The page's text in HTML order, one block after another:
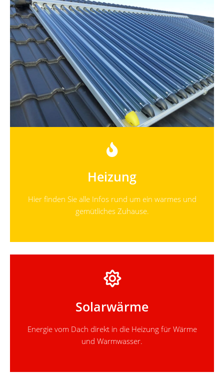
Heizung
Hier finden Sie alle Infos rund um ein warmes und
gemütliches Zuhause.
Solarwärme
Energie vom Dach direkt in die Heizung für Wärme
und Warmwasser.